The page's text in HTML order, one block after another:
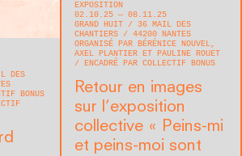
DES
BONUS
EXPOSITION
02.10.25 — 08.11.25
GRAND HUIT
36 MAIL DES
CHANTIERS
44200 NANTES
ORGANISÉ PAR BÉRÉNICE NOUVEL,
AXEL PLANTIER ET PAULINE ROUET
ENCADRÉ PAR COLLECTIF BONUS
Retour en images
sur l’exposition
collective « Peins-mi
et peins-moi sont